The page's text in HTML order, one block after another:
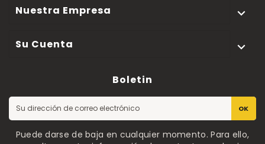
Nuestra Empresa 
Su Cuenta 
Boletin
OK
Puede darse de baja en cualquier momento. Para ello,